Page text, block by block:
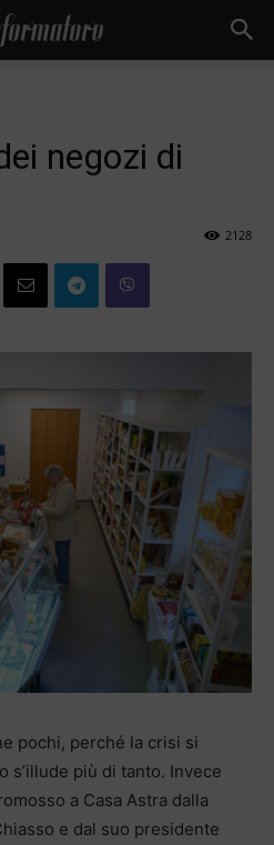
negozi di
2128
pochi, perché la crisi si
s’illude più di tanto. Invece
a Casa Astra dalla
e dal suo presidente